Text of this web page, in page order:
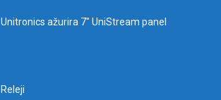
Unitronics ažurira 7″ UniStream panel
Releji